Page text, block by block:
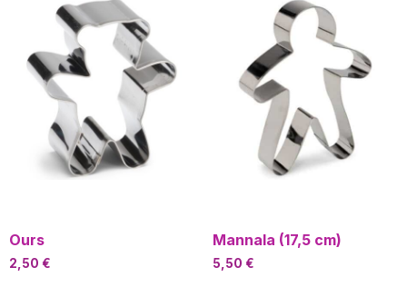
Ours
2,50 €
Mannala (17,5 cm)
5,50 €